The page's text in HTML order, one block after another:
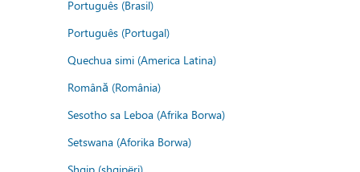
Português (Brasil)
Português (Portugal)
Quechua simi (America Latina)
Română (România)
Sesotho sa Leboa (Afrika Borwa)
Setswana (Aforika Borwa)
Shqip (shqipëri)